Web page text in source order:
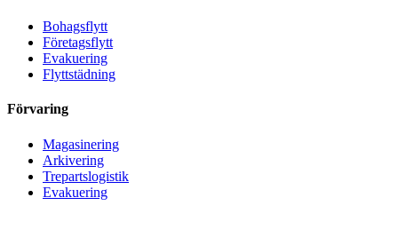
Bohagsflytt
Företagsflytt
Evakuering
Flyttstädning
Förvaring
Magasinering
Arkivering
Trepartslogistik
Evakuering